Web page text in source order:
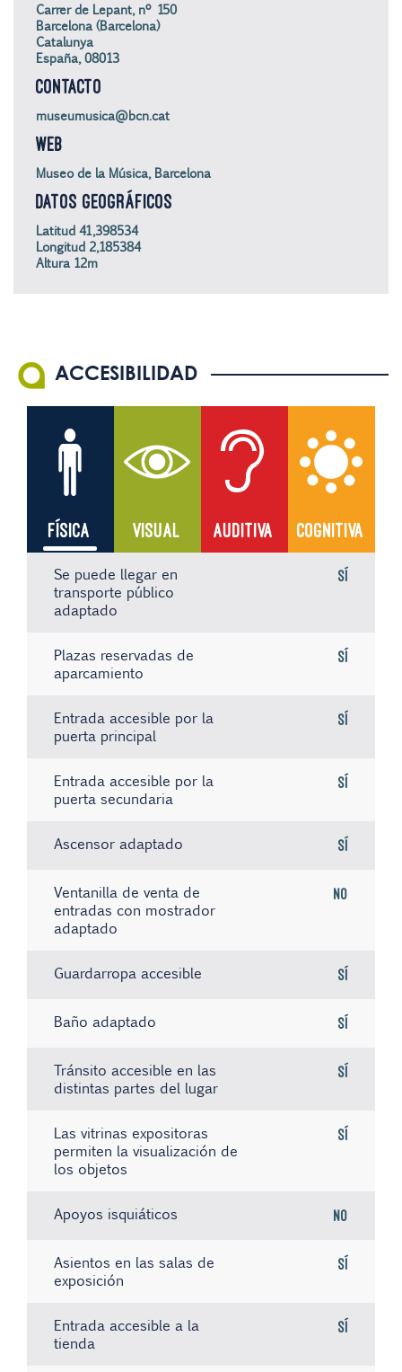
Carrer de Lepant, nº 150
Barcelona (Barcelona)
Catalunya
España, 08013
CONTACTO
museumusica@bcn.cat
WEB
Museo de la Música, Barcelona
DATOS GEOGRÁFICOS
Latitud 41,398534
Longitud 2,185384
Altura 12m
ACCESIBILIDAD
FÍSICA VISUAL AUDITIVA COGNITIVA
Se puede llegar en
transporte público
adaptado
Sí
Plazas reservadas de
aparcamiento
Sí
Entrada accesible por la
puerta principal
Sí
Entrada accesible por la
puerta secundaria
Sí
Ascensor adaptado Sí
Ventanilla de venta de
entradas con mostrador
adaptado
No
Guardarropa accesible Sí
Baño adaptado Sí
Tránsito accesible en las
distintas partes del lugar
Sí
Las vitrinas expositoras
permiten la visualización de
los objetos
Sí
Apoyos isquiáticos No
Asientos en las salas de
exposición
Sí
Entrada accesible a la
tienda
Sí